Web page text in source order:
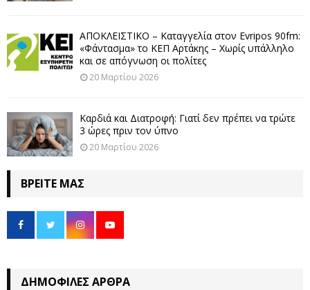
ΑΠΟΚΛΕΙΣΤΙΚΟ – Καταγγελία στον Evripos 90fm:
«Φάντασμα» το ΚΕΠ Αρτάκης – Χωρίς υπάλληλο
και σε απόγνωση οι πολίτες
20 Μαρτίου 2026
Καρδιά και Διατροφή: Γιατί δεν πρέπει να τρώτε
3 ώρες πριν τον ύπνο
20 Μαρτίου 2026
ΒΡΕΊΤΕ ΜΑΣ
ΔΗΜΟΦΙΛΈΣ ΆΡΘΡΑ